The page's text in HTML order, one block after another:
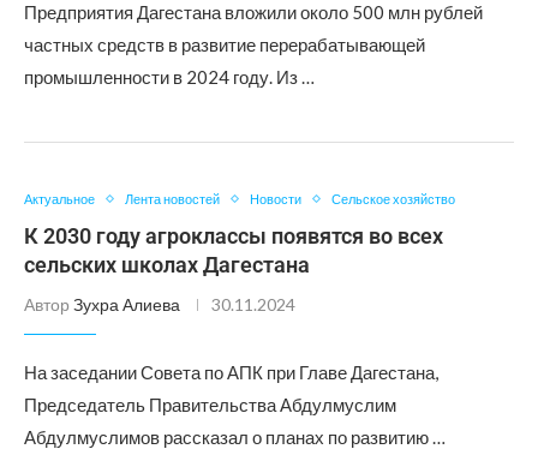
Предприятия Дагестана вложили около 500 млн рублей
частных средств в развитие перерабатывающей
промышленности в 2024 году. Из …
Актуальное Лента новостей Новости Сельское хозяйство
К 2030 году агроклассы появятся во всех
сельских школах Дагестана
Автор Зухра Алиева 30.11.2024
На заседании Совета по АПК при Главе Дагестана,
Председатель Правительства Абдулмуслим
Абдулмуслимов рассказал о планах по развитию …